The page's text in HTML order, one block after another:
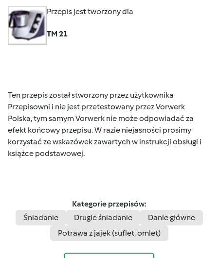
Przepis jest tworzony dla
TM 21
Ten przepis został stworzony przez użytkownika
Przepisowni i nie jest przetestowany przez Vorwerk
Polska, tym samym Vorwerk nie może odpowiadać za
efekt końcowy przepisu. W razie niejasności prosimy
korzystać ze wskazówek zawartych w instrukcji obsługi i
książce podstawowej.
Kategorie przepisów:
Śniadanie
Drugie śniadanie
Danie główne
Potrawa z jajek (suflet, omlet)